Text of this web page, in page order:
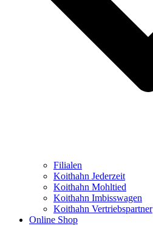
Filialen
Koithahn Jederzeit
Koithahn Mohltied
Koithahn Imbisswagen
Koithahn Vertriebspartner
Online Shop